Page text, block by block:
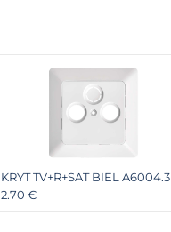
KRYT TV+R+SAT BIEL A6004.3
2.70 €